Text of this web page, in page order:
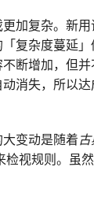
加复杂。新
复杂度蔓延
断增加，但并
消失，所以
变动是随着
视规则。虽